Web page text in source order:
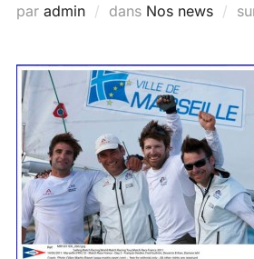
par admin dans Nos news